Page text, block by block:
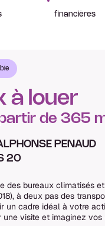
financières
à louer
de 365
PENAUD
20
des bureaux climatisés
à deux pas des
un cadre idéal à votre
visite et imaginez